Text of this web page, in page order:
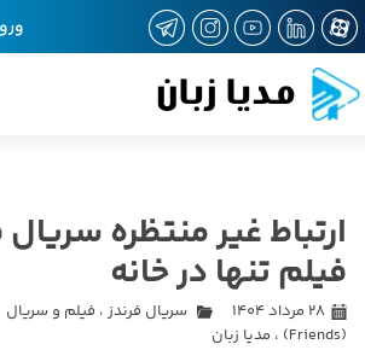
مدیا زبان
حساب کاربری من
تغییر گذر واژه
خروج از حساب کاربری
ارتباط غیر منتظره سریال
فیلم تنها در خانه
۲۸ مرداد ۱۴۰۴ سریال فرندز ، فیلم و سریال
(Friends)
، مدیا زبان